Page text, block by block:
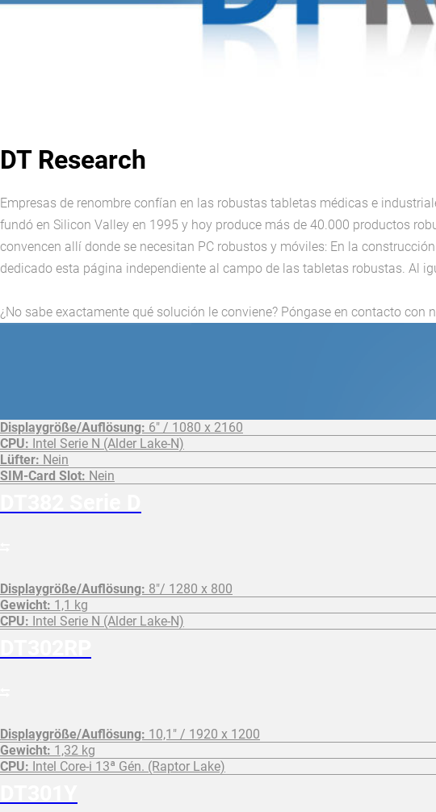
DT Research
Empresas de renombre confían en las robustas tabletas médicas e
fundó en Silicon Valley en 1995 y hoy produce más de 40.000 productos
convencen allí donde se necesitan PC robustos y móviles: En la
dedicado esta página independiente al campo de las tabletas robustas. Al
¿No sabe exactamente qué solución le conviene? Póngase en contacto con
Displaygröße/Auflösung: 6″ / 1080 x 2160
CPU: Intel Serie N (Alder Lake-N)
Lüfter: Nein
SIM-Card Slot: Nein
Displaygröße/Auflösung: 8"/ 1280 x 800
Gewicht: 1,1 kg
CPU: Intel Serie N (Alder Lake-N)
Displaygröße/Auflösung: 10,1" / 1920 x 1200
Gewicht: 1,32 kg
CPU: Intel Core-i 13ª Gén. (Raptor Lake)